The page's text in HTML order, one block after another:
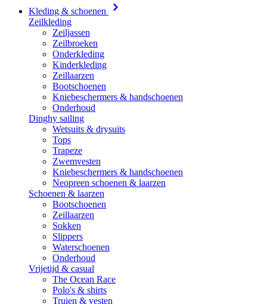
Kleding & schoenen
Zeilkleding
Zeiljassen
Zeilbroeken
Onderkleding
Kinderkleding
Zeillaarzen
Bootschoenen
Kniebeschermers & handschoenen
Onderhoud
Dinghy sailing
Wetsuits & drysuits
Tops
Trapeze
Zwemvesten
Kniebeschermers & handschoenen
Neopreen schoenen & laarzen
Schoenen & laarzen
Bootschoenen
Zeillaarzen
Sokken
Slippers
Waterschoenen
Onderhoud
Vrijetijd & casual
The Ocean Race
Polo's & shirts
Truien & vesten